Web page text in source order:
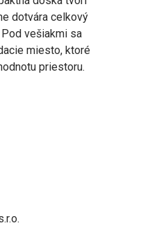
dotvára celkový
vešiakmi sa
miesto, ktoré
priestoru.